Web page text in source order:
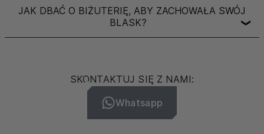
JAK DBAĆ O BIŻUTERIĘ, ABY ZACHOWAŁA SWÓJ
BLASK?
❯
SKONTAKTUJ SIĘ Z NAMI:
Whatsapp